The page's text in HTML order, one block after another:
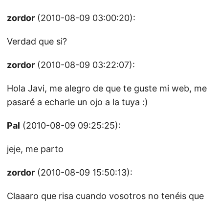
zordor (2010-08-09 03:00:20):
Verdad que si?
zordor (2010-08-09 03:22:07):
Hola Javi, me alegro de que te guste mi web, me
pasaré a echarle un ojo a la tuya :)
Pal (2010-08-09 09:25:25):
jeje, me parto
zordor (2010-08-09 15:50:13):
Claaaro que risa cuando vosotros no tenéis que